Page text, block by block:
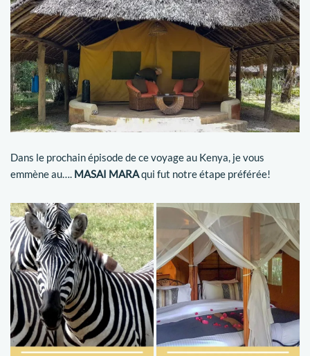
Dans le prochain épisode de ce voyage au Kenya, je vous
emmène au…. MASAI MARAqui fut notre étape préférée!